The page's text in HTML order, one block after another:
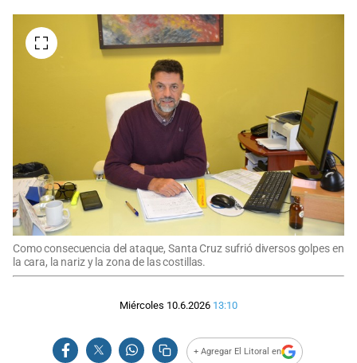
Como consecuencia del ataque, Santa Cruz sufrió diversos golpes en
la cara, la nariz y la zona de las costillas.
Miércoles 10.6.2026 13:10
+ Agregar El Litoral en